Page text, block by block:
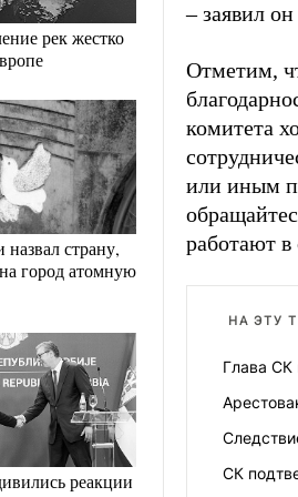
рек жестко
страну,
город атомную
реакции
–заявил
Отметим,
комитета
или иным
работают
НА ЭТУ
Глава СК
СК